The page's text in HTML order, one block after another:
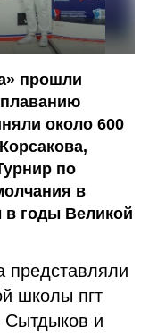
прошли
около 600
по
в
в годы Великой
представляли
школы пгт
Сытдыков и